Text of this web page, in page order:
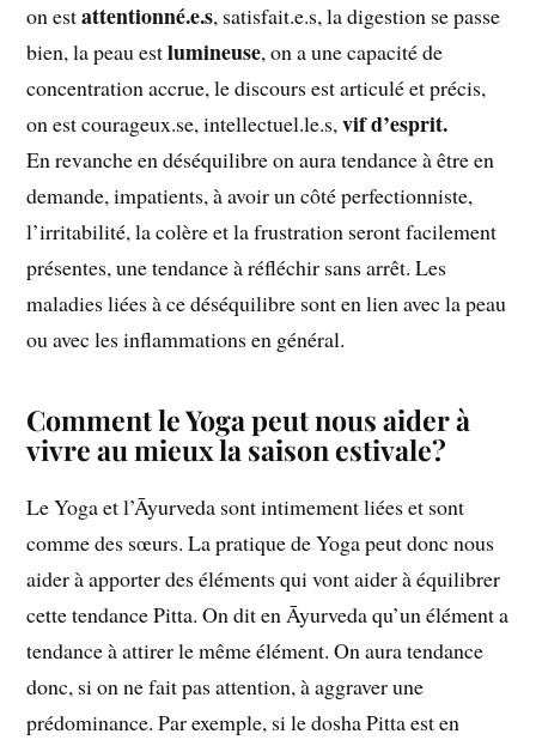
on estattentionné.e.s, satisfait.e.s, la digestion se passe
bien, la peau estlumineuse, on a une capacité de
concentration accrue, le discours est articulé et précis,
on est courageux.se, intellectuel.le.s,vif d’esprit.
En revanche en déséquilibre on aura tendance à être en
demande, impatients, à avoir un côté perfectionniste,
l’irritabilité, la colère et la frustration seront facilement
présentes, une tendance à réfléchir sans arrêt. Les
maladies liées à ce déséquilibre sont en lien avec la peau
ou avec les inflammations en général.
Comment le Yoga peut nous aider à
vivre au mieux la saison estivale?
Le Yoga et l’Āyurveda sont intimement liées et sont
comme des sœurs. La pratique de Yoga peut donc nous
aider à apporter des éléments qui vont aider à équilibrer
cette tendance Pitta. On dit en Āyurveda qu’un élément a
tendance à attirer le même élément. On aura tendance
donc, si on ne fait pas attention, à aggraver une
prédominance. Par exemple, si le dosha Pitta est en